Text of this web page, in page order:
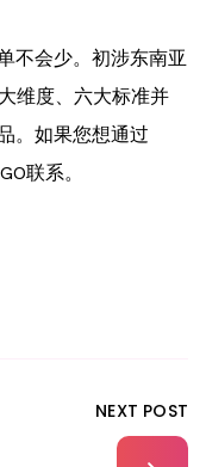
不会少。初涉东南亚
维度、六大标准并
。如果您想通过
联系。
NEXT POST